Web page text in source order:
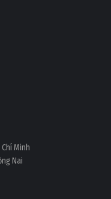
Minh
Nai